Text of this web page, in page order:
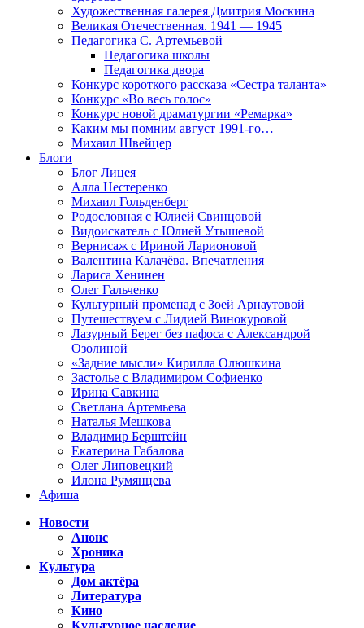
Художественная галерея Дмитрия Москина
Великая Отечественная. 1941 — 1945
Педагогика С. Артемьевой
Педагогика школы
Педагогика двора
Конкурс короткого рассказа «Сестра таланта»
Конкурс «Во весь голос»
Конкурс новой драматургии «Ремарка»
Каким мы помним август 1991-го…
Михаил Швейцер
Блоги
Блог Лицея
Алла Нестеренко
Михаил Гольденберг
Родословная с Юлией Свинцовой
Видоискатель с Юлией Утышевой
Вернисаж с Ириной Ларионовой
Валентина Калачёва. Впечатления
Лариса Хенинен
Олег Гальченко
Культурный променад с Зоей Арнаутовой
Путешествуем с Лидией Винокуровой
Лазурный Берег без пафоса с Александрой
Озолиной
«Задние мысли» Кирилла Олюшкина
Застолье с Владимиром Софиенко
Ирина Савкина
Светлана Артемьева
Наталья Мешкова
Владимир Берштейн
Екатерина Габалова
Олег Липовецкий
Илона Румянцева
Афиша
Новости
Анонс
Хроника
Культура
Дом актёра
Литература
Кино